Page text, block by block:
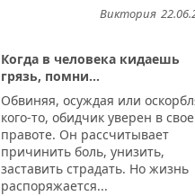
Виктория
Когда в человека кидаешь
грязь, помни...
Обвиняя, осуждая или
кого-то, обидчик уверен в
правоте. Он рассчитывает
причинить боль, унизить,
заставить страдать. Но жизнь
распоряжается...